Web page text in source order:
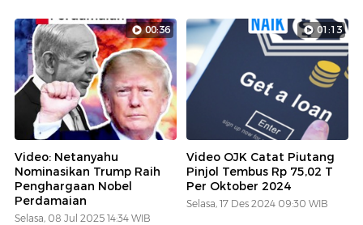
00:36
Video: Netanyahu
Nominasikan Trump Raih
Penghargaan Nobel
Perdamaian
Selasa, 08 Jul 2025 14:34 WIB
01:13
Video OJK Catat Piutang
Pinjol Tembus Rp 75,02 T
Per Oktober 2024
Selasa, 17 Des 2024 09:30 WIB